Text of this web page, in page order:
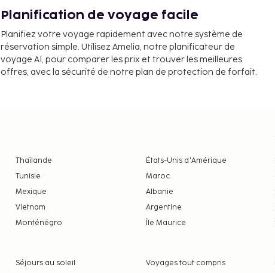
Planification de voyage facile
Planifiez votre voyage rapidement avec notre système de
réservation simple. Utilisez Amelia, notre planificateur de
voyage AI, pour comparer les prix et trouver les meilleures
offres, avec la sécurité de notre plan de protection de forfait.
Thaïlande
États-Unis d'Amérique
Tunisie
Maroc
Mexique
Albanie
Vietnam
Argentine
Monténégro Île Maurice
Séjours au soleil Voyages tout compris